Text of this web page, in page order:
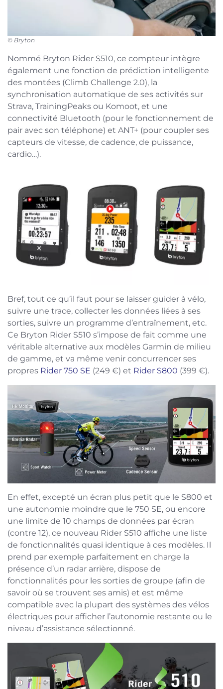
© Bryton
Nommé Bryton Rider S510, ce compteur intègre
également une fonction de prédiction intelligente
des montées (Climb Challenge 2.0), la
synchronisation automatique de ses activités sur
Strava, TrainingPeaks ou Komoot, et une
connectivité Bluetooth (pour le fonctionnement de
pair avec son téléphone) et ANT+ (pour coupler ses
capteurs de vitesse, de cadence, de puissance,
cardio…).
Bref, tout ce qu’il faut pour se laisser guider à vélo,
suivre une trace, collecter les données liées à ses
sorties, suivre un programme d’entraînement, etc.
Ce Bryton Rider S510 s’impose de fait comme une
véritable alternative aux modèles Garmin de milieu
de gamme, et va même venir concurrencer ses
propres Rider 750 SE (249 €) et Rider S800 (399 €).
En effet, excepté un écran plus petit que le S800 et
une autonomie moindre que le 750 SE, ou encore
une limite de 10 champs de données par écran
(contre 12), ce nouveau Rider S510 affiche une liste
de fonctionnalités quasi identique à ces modèles. Il
prend par exemple parfaitement en charge la
présence d’un radar arrière, dispose de
fonctionnalités pour les sorties de groupe (afin de
savoir où se trouvent ses amis) et est même
compatible avec la plupart des systèmes des vélos
électriques pour afficher l’autonomie restante ou le
niveau d’assistance sélectionné.